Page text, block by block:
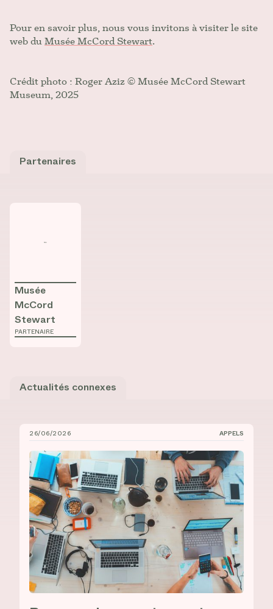
Pour en savoir plus, nous vous invitons à visiter le site
web duMusée McCord Stewart.
Crédit photo : Roger Aziz © Musée McCord Stewart
Museum, 2025
Partenaires
Musée
McCord
Stewart
PARTENAIRE
Actualités connexes
Bourses de recrutement au doctorat à l’UdeM et à
26/06/2026 APPELS